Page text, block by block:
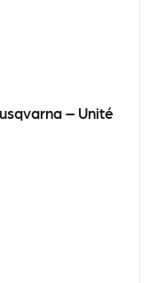
– Unité